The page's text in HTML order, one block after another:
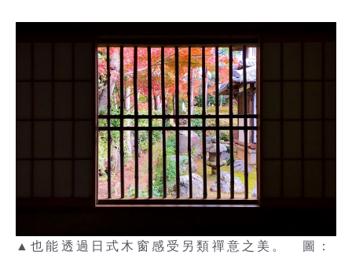
▲也能透過日式木窗感受另類禪意之美。 圖：